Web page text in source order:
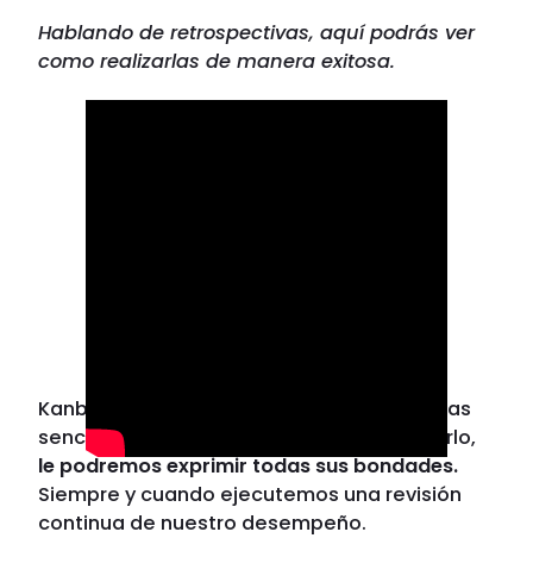
Hablando de retrospectivas, aquí podrás ver
como realizarlas de manera exitosa.
Kanban es un método muy bueno, de reglas
sencillas, mientras sepamos cómo aplicarlo,
le podremos exprimir todas sus bondades.
Siempre y cuando ejecutemos una revisión
continua de nuestro desempeño.